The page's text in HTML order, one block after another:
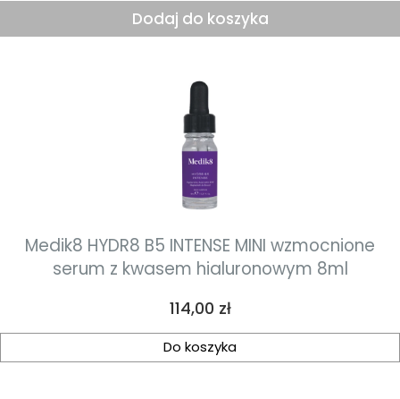
Dodaj do koszyka
Medik8 HYDR8 B5 INTENSE MINI wzmocnione
serum z kwasem hialuronowym 8ml
Cena
114,00 zł
Do koszyka